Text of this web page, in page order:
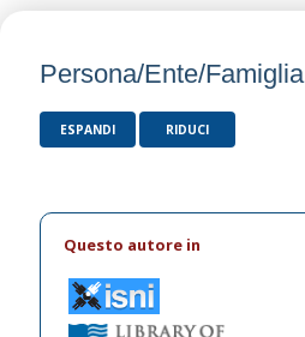
Persona/Ente/Famiglia
ESPANDI RIDUCI
Questo autore in